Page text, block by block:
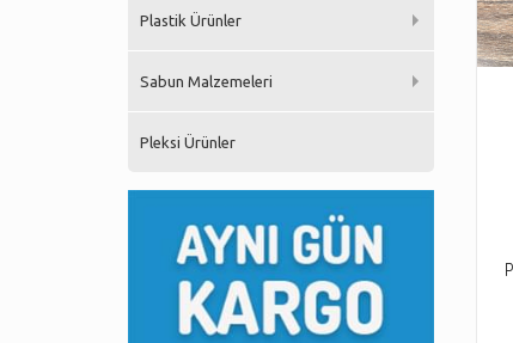
Plastik Ürünler
Sabun Malzemeleri
Pleksi Ürünler